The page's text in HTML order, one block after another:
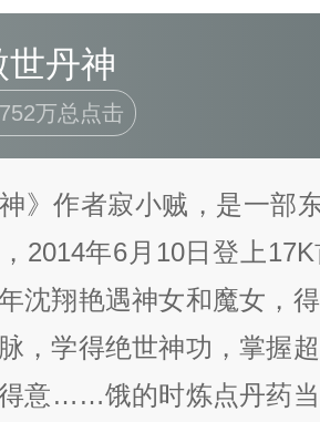
世丹神
万总点击
神》作者寂小贼，是一部
2014年6月10日登上
沈翔艳遇神女和魔女，
，学得绝世神功，掌握
意……饿的时炼点丹药